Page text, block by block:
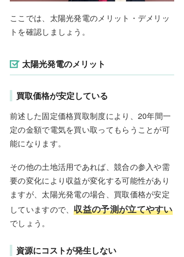
ここでは、太陽光発電のメリット・デメリッ
トを確認しましょう。
太陽光発電のメリット
買取価格が安定している
前述した固定価格買取制度により、20年間一
定の金額で電気を買い取ってもらうことが可
能になります。
その他の土地活用であれば、競合の参入や需
要の変化により収益が変化する可能性があり
ますが、太陽光発電の場合、買取価格が安定
していますので、収益の予測が立てやすい
でしょう。
資源にコストが発生しない